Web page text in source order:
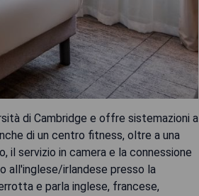
di Cambridge e offre sistemazioni a
di un centro fitness, oltre a una
il servizio in camera e la connessione
all'inglese/irlandese presso la
e parla inglese, francese,